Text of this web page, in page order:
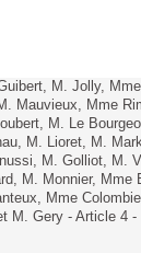
M. Jolly,
Mauvieux, Mme
M. Le
M. Lioret, M.
M. Golliot, M.
M. Monnier, Mme
Mme
M. Gery - Article 4 -